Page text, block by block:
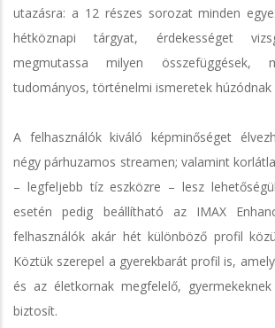
utazásra: a 12 részes sorozat minden
hétköznapi tárgyat, érdekességet
megmutassa milyen összefüggések,
tudományos, történelmi ismeretek húzódnak
A felhasználók kiváló képminőséget
négy párhuzamos streamen; valamint
– legfeljebb tíz eszközre – lesz
esetén pedig beállítható az IMAX
felhasználók akár hét különböző profil
Köztük szerepel a gyerekbarát profil is,
és az életkornak megfelelő,
biztosít.